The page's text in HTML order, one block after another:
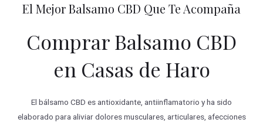
El Mejor Balsamo CBD Que Te Acompaña
Comprar Balsamo CBD
en Casas de Haro
El bálsamo CBD es antioxidante, antiinflamatorio y ha sido
elaborado para aliviar dolores musculares, articulares, afecciones